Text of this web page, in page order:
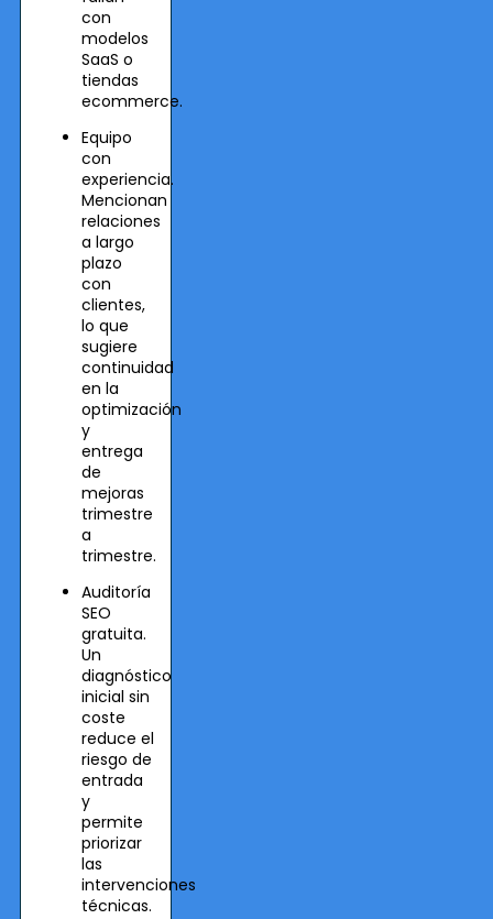
con
modelos
SaaS o
tiendas
ecommerce.
Equipo
con
experiencia.
Mencionan
relaciones
a largo
plazo
con
clientes,
lo que
sugiere
continuidad
en la
optimización
y
entrega
de
mejoras
trimestre
a
trimestre.
Auditoría
SEO
gratuita.
Un
diagnóstico
inicial sin
coste
reduce el
riesgo de
entrada
y
permite
priorizar
las
intervenciones
técnicas.